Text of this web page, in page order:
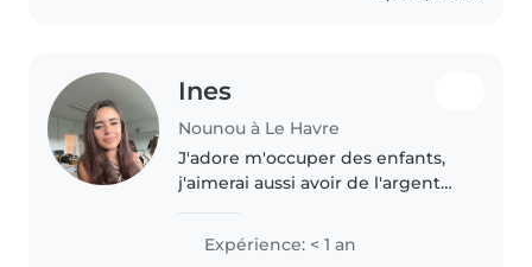
Ines
Nounou à Le Havre
J'adore m'occuper des enfants,
j'aimerai aussi avoir de l'argent
enfant chez moi car je ne suis
pas trop a laise à aller chez les
Expérience: < 1 an